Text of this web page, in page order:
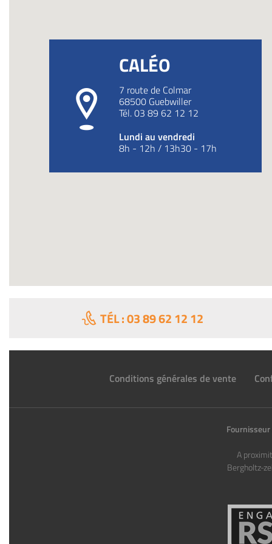
CALÉO
7 route de Colmar
68500 Guebwiller
Tél.03 89 62 12 12
Lundi au vendredi
8h - 12h / 13h30 - 17h
TÉL : 03 89 62 12 12
Conditions générales de vente
A
Bergholtz-